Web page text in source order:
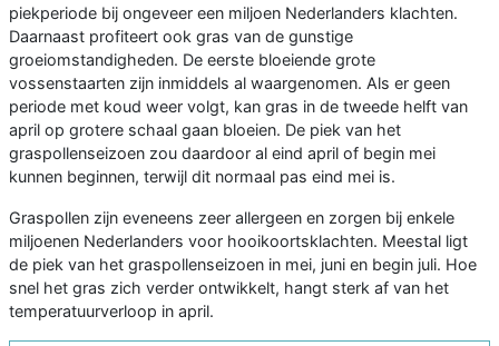
piekperiode bij ongeveer een miljoen Nederlanders klachten.
Daarnaast profiteert ook gras van de gunstige
groeiomstandigheden. De eerste bloeiende grote
vossenstaarten zijn inmiddels al waargenomen. Als er geen
periode met koud weer volgt, kan gras in de tweede helft van
april op grotere schaal gaan bloeien. De piek van het
graspollenseizoen zou daardoor al eind april of begin mei
kunnen beginnen, terwijl dit normaal pas eind mei is.
Graspollen zijn eveneens zeer allergeen en zorgen bij enkele
miljoenen Nederlanders voor hooikoortsklachten. Meestal ligt
de piek van het graspollenseizoen in mei, juni en begin juli. Hoe
snel het gras zich verder ontwikkelt, hangt sterk af van het
temperatuurverloop in april.